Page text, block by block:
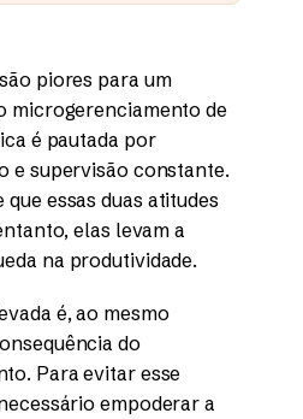
piores para um
microgerenciamento de
é pautada por
e supervisão constante.
essas duas atitudes
elas levam a
na produtividade.
é, ao mesmo
do
Para evitar esse
empoderar a